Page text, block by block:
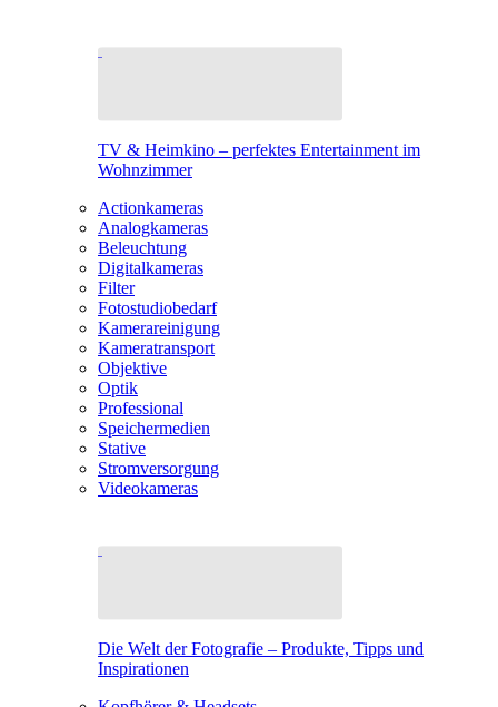
TV & Heimkino – perfektes Entertainment im
Wohnzimmer
Actionkameras
Analogkameras
Beleuchtung
Digitalkameras
Filter
Fotostudiobedarf
Kamerareinigung
Kameratransport
Objektive
Optik
Professional
Speichermedien
Stative
Stromversorgung
Videokameras
Die Welt der Fotografie – Produkte, Tipps und
Inspirationen